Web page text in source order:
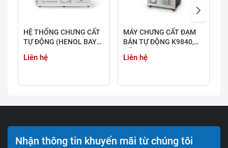
HỆ THỐNG CHƯNG CẤT
TỰ ĐỘNG (HENOL BAY
XYANUA) YDL-6
Liên hệ
MÁY CHƯNG CẤT ĐẠM
BÁN TỰ ĐỘNG K9840,
Liên hệ
Nhận thông tin khuyến mãi từ chúng tôi